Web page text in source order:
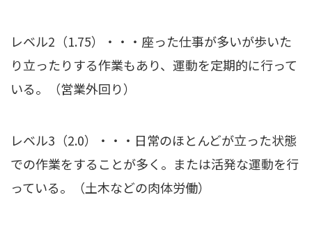
レベル2（1.75）・・・座った仕事が多いが歩いた
り立ったりする作業もあり、運動を定期的に行って
いる。（営業外回り）
レベル3（2.0）・・・日常のほとんどが立った状態
での作業をすることが多く。または活発な運動を行
っている。（土木などの肉体労働）